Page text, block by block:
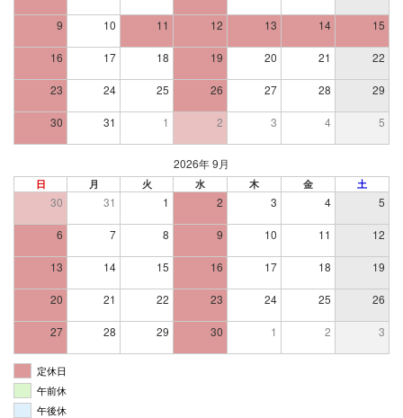
9 10 11 12 13 14 15
16 17 18 19 20 21 22
23 24 25 26 27 28 29
30 31 1 2 3 4 5
2026年 9月
日 月 火 水 木 金 土
30 31 1 2 3 4 5
6 7 8 9 10 11 12
13 14 15 16 17 18 19
20 21 22 23 24 25 26
27 28 29 30 1 2 3
定休日
午前休
午後休